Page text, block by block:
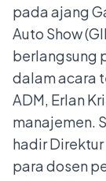
pada ajang
Auto Show
berlangsung
dalam acara
ADM, Erlan
manajemen.
hadir Direktur
para dosen